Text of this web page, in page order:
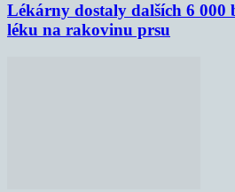
Lékárny dostaly dalších 6 000
léku na rakovinu prsu